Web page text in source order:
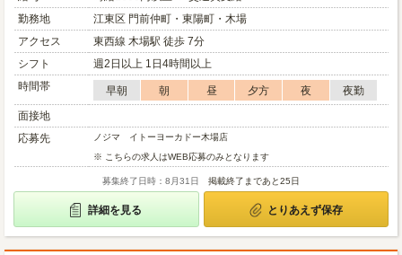
勤務地
江東区 門前仲町・東陽町・木場
アクセス
東西線 木場駅 徒歩 7分
シフト
週2日以上 1日4時間以上
時間帯
早朝 朝 昼 夕方 夜
夜勤
面接地
応募先
ノジマ イトーヨーカドー木場店
※ こちらの求人はWEB応募のみとなります
募集終了日時：8月31日 掲載終了まであと25日
詳細を見る とりあえず保存